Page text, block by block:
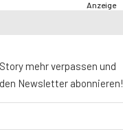
Anzeige
mehr verpassen und
Newsletter abonnieren!